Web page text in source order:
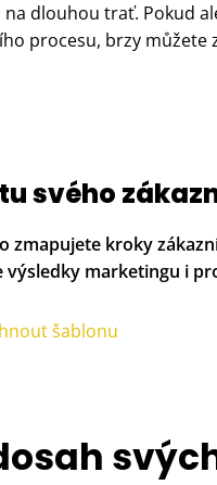
dlouhou trať. Pokud
procesu, brzy můžete
svého
zmapujete kroky
výsledky marketingu i
šablonu